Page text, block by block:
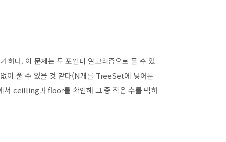
하다. 이 문제는 투 포인터 알고리즘으로 풀 수 있
이 풀 수 있을 것 같다(N개를 TreeSet에 넣어둔
서 ceilling과 floor를 확인해 그 중 작은 수를 택하